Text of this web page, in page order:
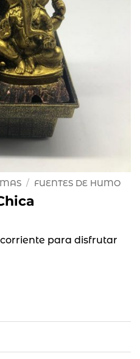
/ FUENTES DE HUMO
para disfrutar